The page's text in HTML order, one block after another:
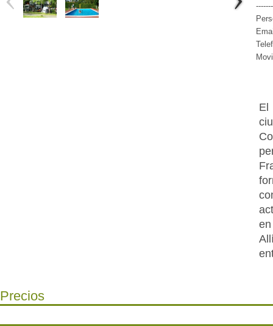
El
Precios